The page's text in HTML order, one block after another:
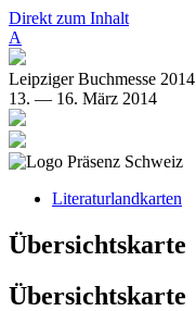
Direkt zum Inhalt
A
Leipziger Buchmesse 2014
13. — 16. März 2014
Literaturlandkarten
Übersichtskarte
Übersichtskarte